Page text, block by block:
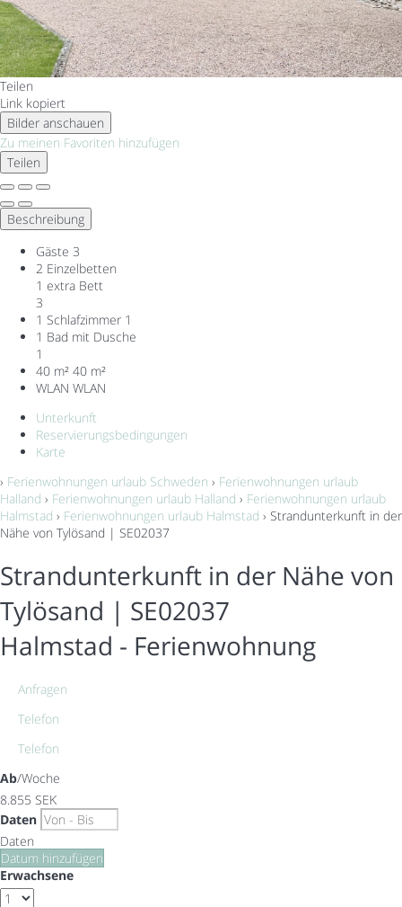
Teilen
Link kopiert
Bilder anschauen
Zu meinen Favoriten hinzufügen
Teilen
Beschreibung
Gäste 3
2 Einzelbetten
1 extra Bett
3
1 Schlafzimmer 1
1 Bad mit Dusche
1
40 m² 40 m²
WLAN WLAN
Unterkunft
Reservierungsbedingungen
Karte
› Ferienwohnungen urlaub Schweden › Ferienwohnungen urlaub
Halland › Ferienwohnungen urlaub Halland › Ferienwohnungen urlaub
Halmstad › Ferienwohnungen urlaub Halmstad › Strandunterkunft in der
Nähe von Tylösand | SE02037
Strandunterkunft in der Nähe von
Tylösand | SE02037
Halmstad - Ferienwohnung
Anfragen
Telefon
Telefon
Ab/Woche
8.855 SEK
Daten
Daten
Datum hinzufügen
Erwachsene